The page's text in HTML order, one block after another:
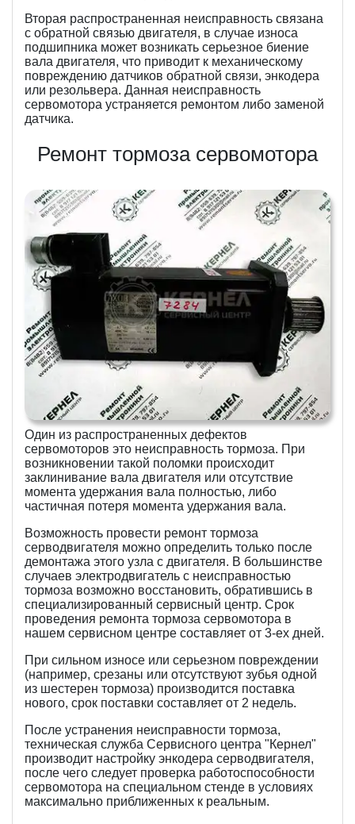
Вторая распространенная неисправность связана
с обратной связью двигателя, в случае износа
подшипника может возникать серьезное биение
вала двигателя, что приводит к механическому
повреждению датчиков обратной связи, энкодера
или резольвера. Данная неисправность
сервомотора устраняется ремонтом либо заменой
датчика.
Ремонт тормоза сервомотора
Один из распространенных дефектов
сервомоторов это неисправность тормоза. При
возникновении такой поломки происходит
заклинивание вала двигателя или отсутствие
момента удержания вала полностью, либо
частичная потеря момента удержания вала.
Возможность провести ремонт тормоза
серводвигателя можно определить только после
демонтажа этого узла с двигателя. В большинстве
случаев электродвигатель с неисправностью
тормоза возможно восстановить, обратившись в
специализированный сервисный центр. Срок
проведения ремонта тормоза сервомотора в
нашем сервисном центре составляет от 3-ех дней.
При сильном износе или серьезном повреждении
(например, срезаны или отсутствуют зубья одной
из шестерен тормоза) производится поставка
нового, срок поставки составляет от 2 недель.
После устранения неисправности тормоза,
техническая служба Сервисного центра "Кернел"
производит настройку энкодера серводвигателя,
после чего следует проверка работоспособности
сервомотора на специальном стенде в условиях
максимально приближенных к реальным.